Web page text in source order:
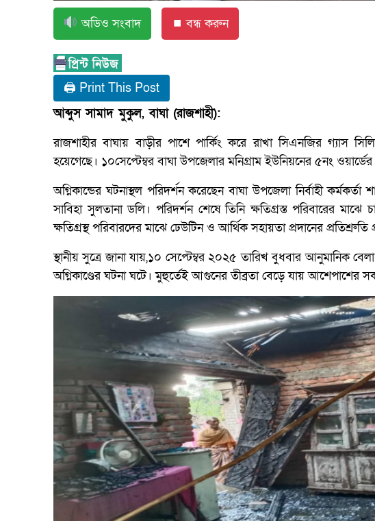
অডিও সংবাদ ⏹ বন্ধ করুন
🖨 Print This Post
আব্দুস সামাদ মুকুল, বাঘা (রাজশাহী):
রাজশাহীর বাঘায় বাড়ীর পাশে পার্কিং করে রাখা সিএনজির গ্যাস
হয়েগেছে। ১০সেপ্টেম্বর বাঘা উপজেলার মনিগ্রাম ইউনিয়নের ৫নং
অগ্নিকান্ডের ঘটনাস্থল পরিদর্শন করেছেন বাঘা উপজেলা নির্বাহী
সাবিহা সুলতানা ডলি। পরিদর্শন শেষে তিনি ক্ষতিগ্রস্ত পরিবারের
ক্ষতিগ্রস্থ পরিবারদের মাঝে ঢেউটিন ও আর্থিক সহায়তা প্রদানের প্রতিশ্রুতি
স্থানীয় সুত্রে জানা যায়,১০ সেপ্টেম্বর ২০২৫ তারিখ বুধবার আনুমানিক
অগ্নিকাণ্ডের ঘটনা ঘটে। মুহুর্তেই আগুনের তীব্রতা বেড়ে যায়